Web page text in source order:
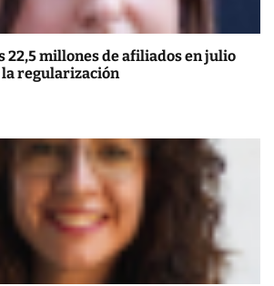
22,5 millones de afiliados en julio
la regularización